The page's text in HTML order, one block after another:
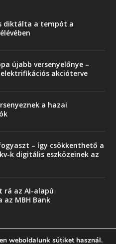
diktálta a tempót a
újabb versenyelőnye –
akcióterve
a hazai
– így csökkenthető a
k digitális eszközeinek az
rá az AI-alapú
MBH Bank
weboldalunk sütiket használ.